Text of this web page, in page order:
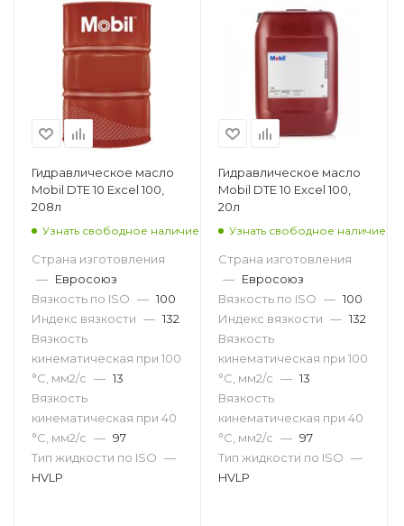
Гидравлическое масло
Mobil DTE 10 Excel 100,
208л
Узнать свободное наличие
Страна изготовления
— Евросоюз
Вязкость по ISO — 100
Индекс вязкости — 132
Вязкость
кинематическая при 100
°С, мм2/с — 13
Вязкость
кинематическая при 40
°С, мм2/с — 97
Тип жидкости по ISO —
HVLP
Гидравлическое масло
Mobil DTE 10 Excel 100,
20л
Узнать свободное наличие
Страна изготовления
— Евросоюз
Вязкость по ISO — 100
Индекс вязкости — 132
Вязкость
кинематическая при 100
°С, мм2/с — 13
Вязкость
кинематическая при 40
°С, мм2/с — 97
Тип жидкости по ISO —
HVLP